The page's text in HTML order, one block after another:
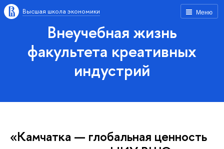
Меню
Высшая школа экономики
Внеучебная жизнь
факультета креативных
индустрий
«Камчатка — глобальная ценность